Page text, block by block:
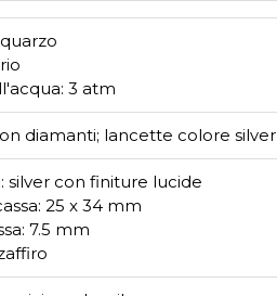
3 atm
diamanti; lancette colore silver
silver con finiture lucide
25 x 34 mm
7.5 mm